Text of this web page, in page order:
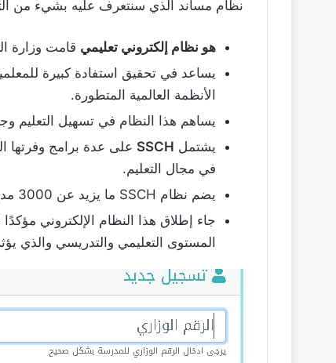
نظام مساند الذي سنتعرف عليه بشيء من
هو نظام إلكتروني تعليمي قامت وزارة
يساعد في تحقيق استفادة كبيرة
الأنظمة العالمية المتطورة.
يساهم هذا النظام في تسهيل التعليم
يشتمل SSCH على عدة برامج وفرتها
في مجال التعليم.
يضم نظام SSCH ما يزيد عن 3000 مدرسة.
جاء إطلاق هذا النظام الإلكتروني
المستوى التعليمي والتدريسي والذي